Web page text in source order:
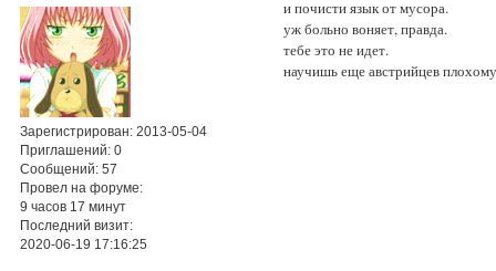
Зарегистрирован: 2013-05-04
Приглашений: 0
Сообщений: 57
Провел на форуме:
9 часов 17 минут
Последний визит:
2020-06-19 17:16:25
и почисти язык от мусора.
уж больно воняет, правда.
тебе это не идет.
научишь еще австрийцев